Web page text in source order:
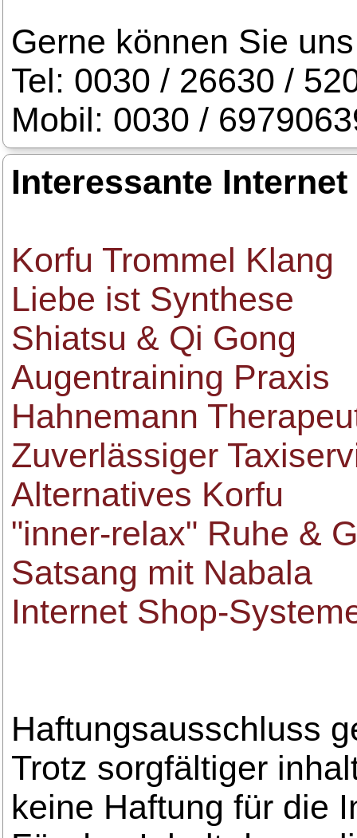
Gerne können Sie
Tel: 0030 / 26630 /
Mobil: 0030 /
Interessante
Korfu Trommel Klang
Liebe ist Synthese
Shiatsu & Qi Gong
Augentraining Praxis
Hahnemann
Zuverlässiger
Alternatives Korfu
"inner-relax" Ruhe &
Satsang mit Nabala
Internet Shop-
Haftungsausschluss
Trotz sorgfältiger
keine Haftung für die